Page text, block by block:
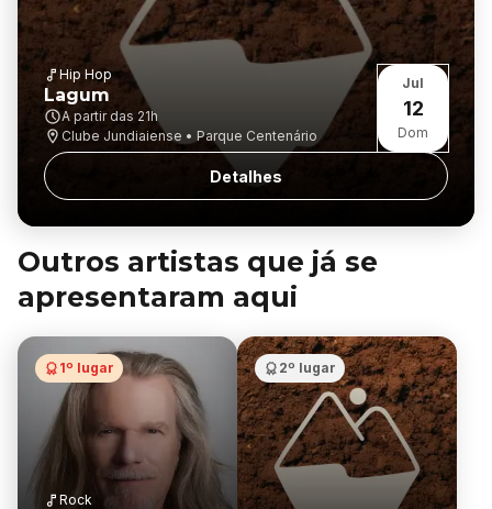
Hip Hop
Lagum
A partir das 21h
Clube Jundiaiense • Parque Centenário
Jul
12
Dom
Detalhes
Outros artistas que já se
apresentaram aqui
1º lugar
Rock
2º lugar